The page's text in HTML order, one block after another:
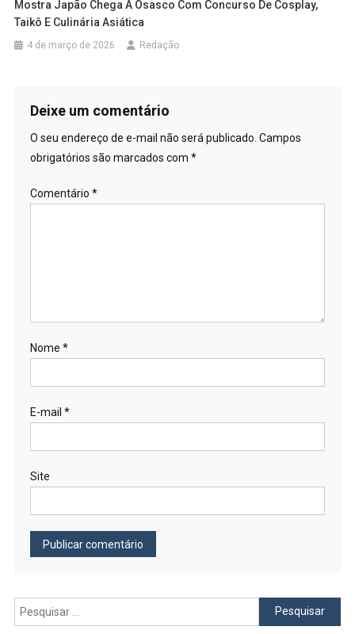
Mostra Japão Chega A Osasco Com Concurso De Cosplay,
Taikô E Culinária Asiática
4 de março de 2026 Redação
Deixe um comentário
O seu endereço de e-mail não será publicado. Campos
obrigatórios são marcados com *
Comentário *
Nome *
E-mail *
Site
Pesquisar
por: